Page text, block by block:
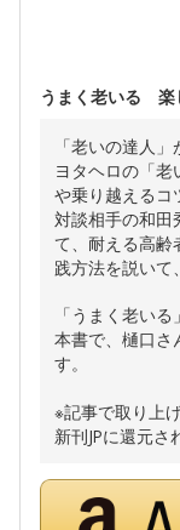
うまく老いる 楽
「老いの達人
ヨタヘロの「
や乗り越えるコ
対談相手の和田
て、耐える高齢
践方法を説いて
「うまく老い
本書で、樋口さ
す。
※記事で取り上
新刊JPに還元さ